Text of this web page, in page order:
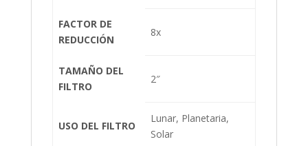
FACTOR DE
REDUCCIÓN
8x
TAMAÑO DEL
FILTRO
2″
USO DEL FILTRO
Lunar, Planetaria,
Solar